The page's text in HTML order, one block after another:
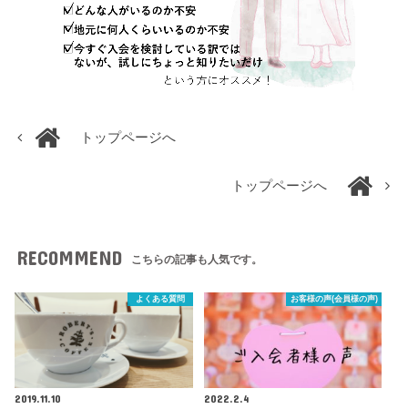
トップページへ
トップページへ
RECOMMEND こちらの記事も人気です。
よくある質問
2019.11.10
お客様の声(会員様の声)
2022.2.4